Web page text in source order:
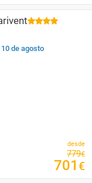
de agosto
desde
779€
701 €